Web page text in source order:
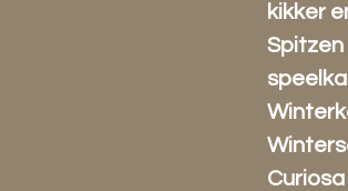
kikker
Spitzen